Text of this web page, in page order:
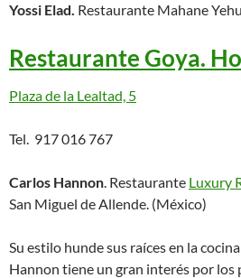
Yossi Elad. Restaurante Mahane
Restaurante Goya.
Plaza de la Lealtad, 5
Tel. 917 016 767
Carlos Hannon. Restaurante Luxury
San Miguel de Allende. (México)
Su estilo hunde sus raíces en la
Hannon tiene un gran interés por los